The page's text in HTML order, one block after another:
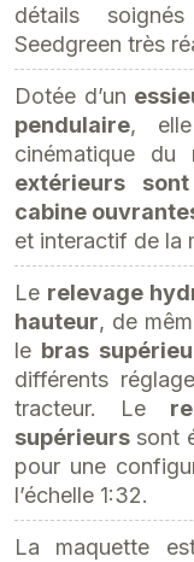
détails
Seedgreen très
Dotée d’un
pendulaire,
cinématique
extérieurs
cabine
et interactif de la
Le relevage
hauteur, de
le bras
différents
tracteur. Le
supérieurs sont
pour une
l’échelle 1:32.
La maquette